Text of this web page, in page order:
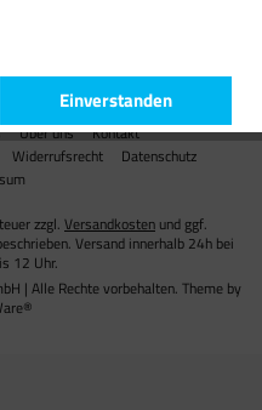
Über uns
Kontakt
Widerrufsrecht
Datenschutz
zzgl. Versandkosten und ggf.
Versand innerhalb 24h bei
12 Uhr.
| Alle Rechte vorbehalten. Theme by
Einverstanden